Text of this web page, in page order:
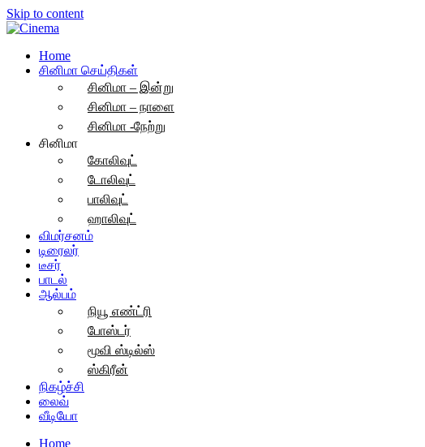
Skip to content
Home
சினிமா செய்திகள்
சினிமா – இன்று
சினிமா – நாளை
சினிமா -நேற்று
சினிமா
கோலிவுட்
டோலிவுட்
பாலிவுட்
ஹாலிவுட்
விமர்சனம்
டிரைலர்
டீசர்
பாடல்
ஆல்பம்
நியூ எண்ட்ரி
போஸ்டர்
மூவி ஸ்டில்ஸ்
ஸ்கிரீன்
நிகழ்ச்சி
லைவ்
வீடியோ
Home